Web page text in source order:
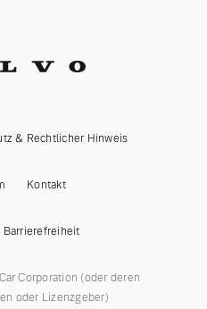
& Rechtlicher Hinweis
Kontakt
Barrierefreiheit
Corporation (oder deren
oder Lizenzgeber)